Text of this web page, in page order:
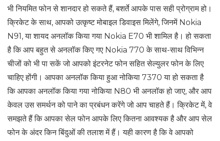
भी नियमित फोन से शानदार हो सकते हैं, बशर्ते आपके पास सही प्रोग्राम हो।
क्रिकेट के साथ, आपको उत्कृष्ट मोबाइल डिवाइस मिलेंगे, जिनमें Nokia
N91, या शायद अनलॉक किया गया Nokia E70 भी शामिल है। हो सकता
है कि आप बहुत से अनलॉक किए गए Nokia 770 के साथ-साथ विभिन्न
चीजों को भी पा सकें जो आपको इंटरनेट फोन सहित सेल्युलर फोन के लिए
चाहिए होंगी। आपका अनलॉक किया हुआ नोकिया 7370 या हो सकता है
कि आपका अनलॉक किया गया नोकिया N80 भी अनलॉक हो जाए, और आप
केवल उस समर्थन को पाने का प्रबंधन करेंगे जो आप चाहते हैं। क्रिकेट में, वे
समझते हैं कि आपका सेल फोन आपके लिए कितना आवश्यक है और आप सेल
फोन के अंदर किन बिंदुओं की तलाश में हैं। यही कारण है कि वे आपको